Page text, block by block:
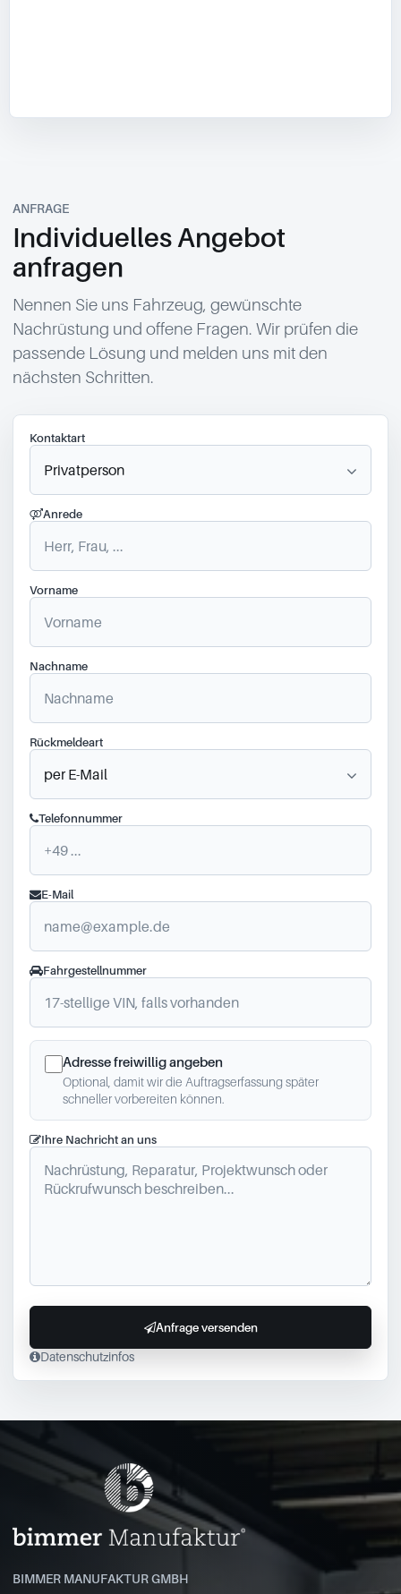
ANFRAGE
Individuelles Angebot
anfragen
Nennen Sie uns Fahrzeug, gewünschte
Nachrüstung und offene Fragen. Wir prüfen die
passende Lösung und melden uns mit den
nächsten Schritten.
Kontaktart
Anrede
Vorname
Nachname
Rückmeldeart
Telefonnummer
E-Mail
Fahrgestellnummer
Adresse freiwillig angeben
Optional, damit wir die Auftragserfassung später
schneller vorbereiten können.
Ihre Nachricht an uns
Datenschutzinfos
Anfrage versenden
BIMMER MANUFAKTUR GMBH